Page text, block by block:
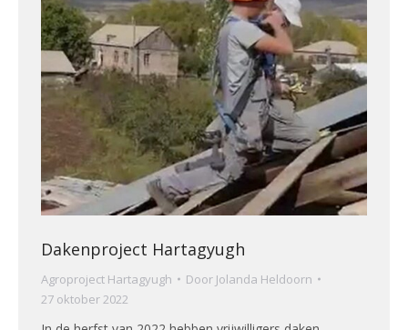
Dakenproject Hartagyugh
Agroproject Hartagyugh Door Jolanda Heldoorn
27 oktober 2022